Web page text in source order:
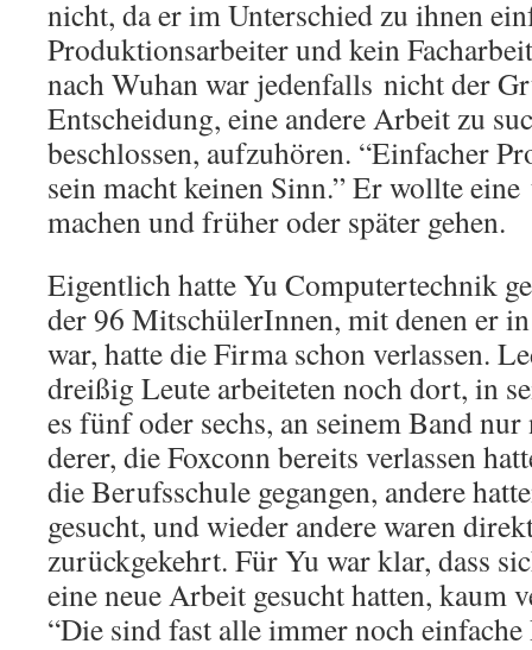
nicht, da er im Unterschied zu ihnen
Produktionsarbeiter und kein
nach Wuhan war jedenfalls nicht der
Entscheidung, eine andere Arbeit zu
beschlossen, aufzuhören. “Einfacher
sein macht keinen Sinn.” Er wollte
machen und früher oder später gehen.
Eigentlich hatte Yu Computertechnik
der 96 MitschülerInnen, mit denen er
war, hatte die Firma schon verlassen.
dreißig Leute arbeiteten noch dort, in
es fünf oder sechs, an seinem Band
derer, die Foxconn bereits verlassen
die Berufsschule gegangen, andere
gesucht, und wieder andere waren
zurückgekehrt. Für Yu war klar, dass
eine neue Arbeit gesucht hatten, kaum
“Die sind fast alle immer noch